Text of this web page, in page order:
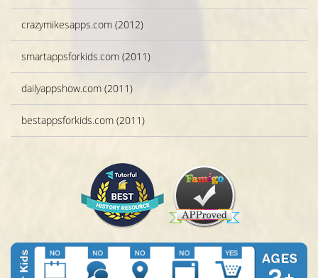
crazymikesapps.com (2012)
smartappsforkids.com (2011)
dailyappshow.com (2011)
bestappsforkids.com (2011)